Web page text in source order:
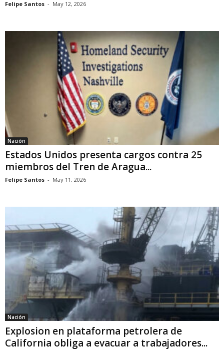
Felipe Santos - May 12, 2026
Nación
Estados Unidos presenta cargos contra 25
miembros del Tren de Aragua...
Felipe Santos - May 11, 2026
Nación
Explosion en plataforma petrolera de
California obliga a evacuar a trabajadores...